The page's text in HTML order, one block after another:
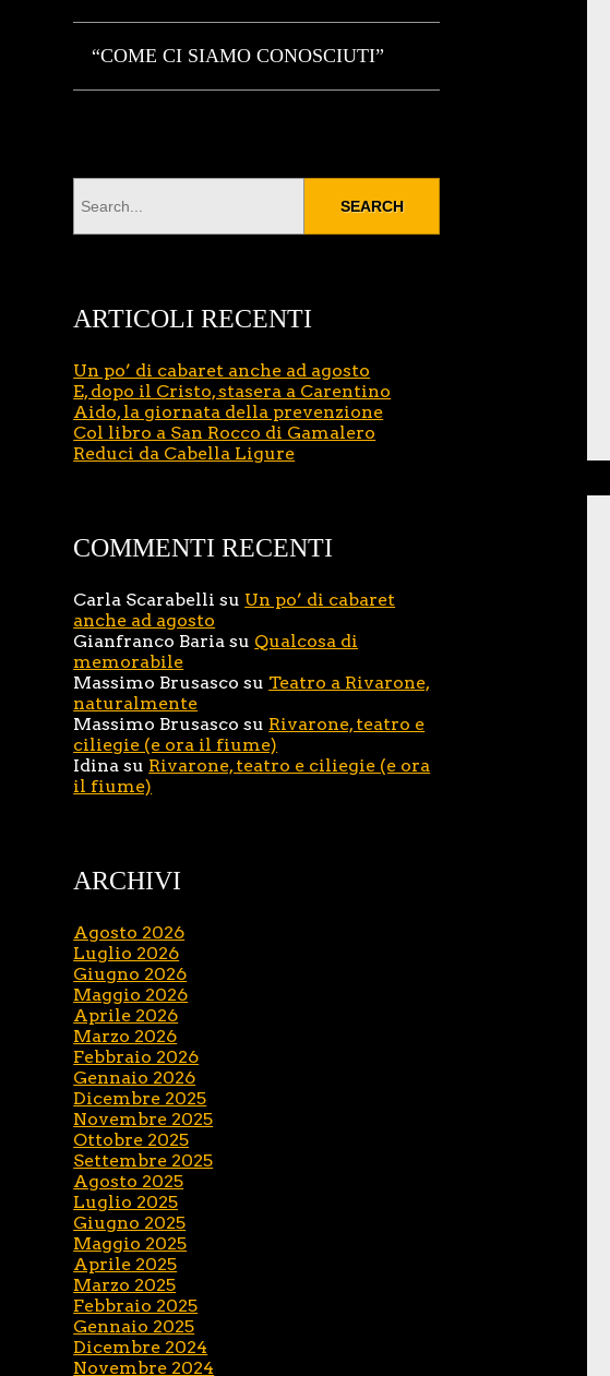
“COME CI SIAMO CONOSCIUTI”
ARTICOLI RECENTI
Un po’ di cabaret anche ad agosto
E, dopo il Cristo, stasera a Carentino
Aido, la giornata della prevenzione
Col libro a San Rocco di Gamalero
Reduci da Cabella Ligure
COMMENTI RECENTI
Carla Scarabelli su Un po’ di cabaret
anche ad agosto
Gianfranco Baria su Qualcosa di
memorabile
Massimo Brusasco su Teatro a Rivarone,
naturalmente
Massimo Brusasco su Rivarone, teatro e
ciliegie (e ora il fiume)
Idina su Rivarone, teatro e ciliegie (e ora
il fiume)
ARCHIVI
Agosto 2026
Luglio 2026
Giugno 2026
Maggio 2026
Aprile 2026
Marzo 2026
Febbraio 2026
Gennaio 2026
Dicembre 2025
Novembre 2025
Ottobre 2025
Settembre 2025
Agosto 2025
Luglio 2025
Giugno 2025
Maggio 2025
Aprile 2025
Marzo 2025
Febbraio 2025
Gennaio 2025
Dicembre 2024
Novembre 2024